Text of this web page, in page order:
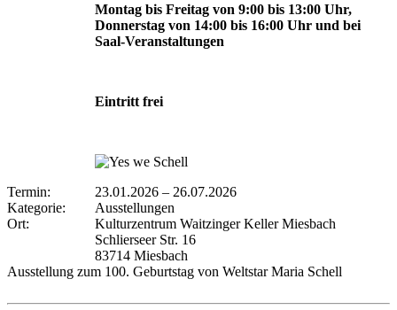
Montag bis Freitag von 9:00 bis 13:00 Uhr,
Donnerstag von 14:00 bis 16:00 Uhr und bei
Saal-Veranstaltungen
Eintritt frei
Termin: 23.01.2026 – 26.07.2026
Kategorie:
Ausstellungen
Ort:
Kulturzentrum Waitzinger Keller Miesbach
Schlierseer Str. 16
83714 Miesbach
Ausstellung zum 100. Geburtstag von Weltstar Maria Schell